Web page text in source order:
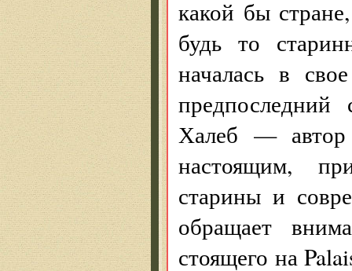
какой бы
будь то
началась в
Халеб — автор
настоящим,
старины и
обращает
стоящего на